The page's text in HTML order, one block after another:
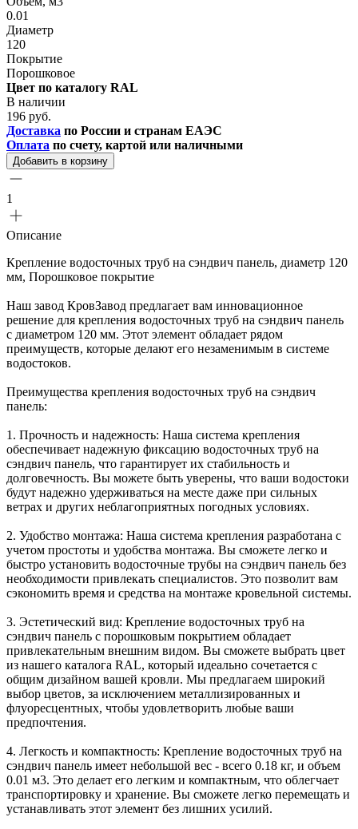
0.01
Диаметр
120
Покрытие
Порошковое
Цвет по каталогу RAL
В наличии
196 руб.
Доставка по России и странам ЕАЭС
Оплата по счету, картой или наличными
Добавить в корзину
1
Описание
Крепление водосточных труб на сэндвич панель, диаметр 120
мм, Порошковое покрытие
Наш завод КровЗавод предлагает вам инновационное
решение для крепления водосточных труб на сэндвич панель
с диаметром 120 мм. Этот элемент обладает рядом
преимуществ, которые делают его незаменимым в системе
водостоков.
Преимущества крепления водосточных труб на сэндвич
панель:
1. Прочность и надежность: Наша система крепления
обеспечивает надежную фиксацию водосточных труб на
сэндвич панель, что гарантирует их стабильность и
долговечность. Вы можете быть уверены, что ваши водостоки
будут надежно удерживаться на месте даже при сильных
ветрах и других неблагоприятных погодных условиях.
2. Удобство монтажа: Наша система крепления разработана с
учетом простоты и удобства монтажа. Вы сможете легко и
быстро установить водосточные трубы на сэндвич панель без
необходимости привлекать специалистов. Это позволит вам
сэкономить время и средства на монтаже кровельной системы.
3. Эстетический вид: Крепление водосточных труб на
сэндвич панель с порошковым покрытием обладает
привлекательным внешним видом. Вы сможете выбрать цвет
из нашего каталога RAL, который идеально сочетается с
общим дизайном вашей кровли. Мы предлагаем широкий
выбор цветов, за исключением металлизированных и
флуоресцентных, чтобы удовлетворить любые ваши
предпочтения.
4. Легкость и компактность: Крепление водосточных труб на
сэндвич панель имеет небольшой вес - всего 0.18 кг, и объем
0.01 м3. Это делает его легким и компактным, что облегчает
транспортировку и хранение. Вы сможете легко перемещать и
устанавливать этот элемент без лишних усилий.